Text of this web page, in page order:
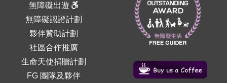
無障礙出遊
無障礙認證計劃
夥伴贊助計劃
社區合作推廣
生命天使捐贈計劃
FG 團隊及夥伴